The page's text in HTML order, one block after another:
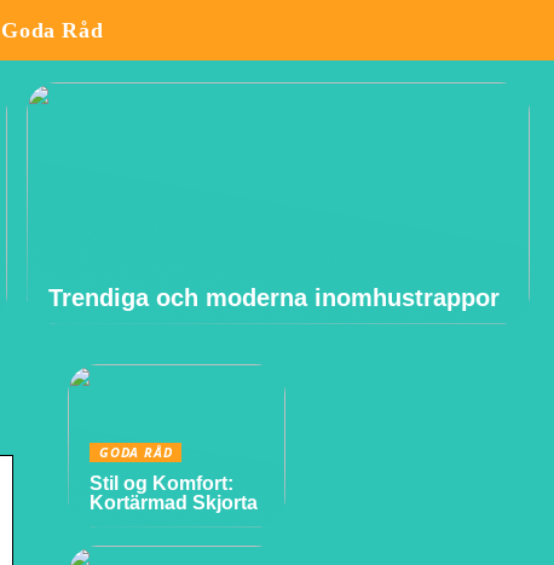
Goda Råd
Trendiga och moderna inomhustrappor
GODA RÅD
Stil og Komfort:
Kortärmad Skjorta